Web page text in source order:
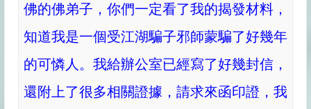
佛的佛弟子，你們一定看了我的揭發材料，
知道我是一個受江湖騙子邪師蒙騙了好幾年
的可憐人。我給辦公室已經寫了好幾封信，
還附上了很多相關證據，請求來函印證，我